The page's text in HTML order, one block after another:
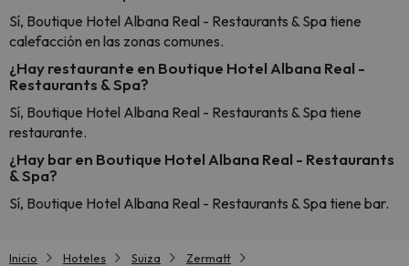
Sí, Boutique Hotel Albana Real - Restaurants & Spa tiene
calefacción en las zonas comunes.
¿Hay restaurante en Boutique Hotel Albana Real -
Restaurants & Spa?
Sí, Boutique Hotel Albana Real - Restaurants & Spa tiene
restaurante.
¿Hay bar en Boutique Hotel Albana Real - Restaurants
& Spa?
Sí, Boutique Hotel Albana Real - Restaurants & Spa tiene bar.
Inicio Hoteles Suiza
Zermatt